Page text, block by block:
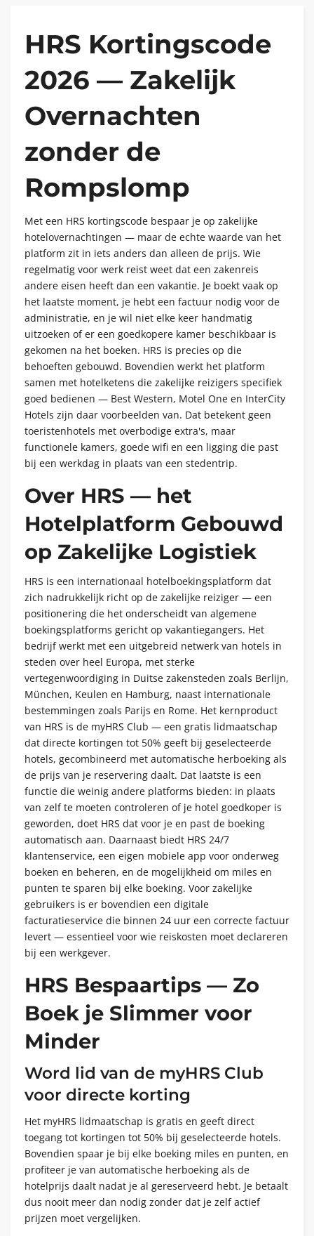
HRS Kortingscode
2026 — Zakelijk
Overnachten
zonder de
Rompslomp
Met een HRS kortingscode bespaar je op zakelijke
hotelovernachtingen — maar de echte waarde van het
platform zit in iets anders dan alleen de prijs. Wie
regelmatig voor werk reist weet dat een zakenreis
andere eisen heeft dan een vakantie. Je boekt vaak op
het laatste moment, je hebt een factuur nodig voor de
administratie, en je wil niet elke keer handmatig
uitzoeken of er een goedkopere kamer beschikbaar is
gekomen na het boeken. HRS is precies op die
behoeften gebouwd. Bovendien werkt het platform
samen met hotelketens die zakelijke reizigers specifiek
goed bedienen — Best Western, Motel One en InterCity
Hotels zijn daar voorbeelden van. Dat betekent geen
toeristenhotels met overbodige extra's, maar
functionele kamers, goede wifi en een ligging die past
bij een werkdag in plaats van een stedentrip.
Over HRS — het
Hotelplatform Gebouwd
op Zakelijke Logistiek
HRS is een internationaal hotelboekingsplatform dat
zich nadrukkelijk richt op de zakelijke reiziger — een
positionering die het onderscheidt van algemene
boekingsplatforms gericht op vakantiegangers. Het
bedrijf werkt met een uitgebreid netwerk van hotels in
steden over heel Europa, met sterke
vertegenwoordiging in Duitse zakensteden zoals Berlijn,
München, Keulen en Hamburg, naast internationale
bestemmingen zoals Parijs en Rome. Het kernproduct
van HRS is de myHRS Club — een gratis lidmaatschap
dat directe kortingen tot 50% geeft bij geselecteerde
hotels, gecombineerd met automatische herboeking als
de prijs van je reservering daalt. Dat laatste is een
functie die weinig andere platforms bieden: in plaats
van zelf te moeten controleren of je hotel goedkoper is
geworden, doet HRS dat voor je en past de boeking
automatisch aan. Daarnaast biedt HRS 24/7
klantenservice, een eigen mobiele app voor onderweg
boeken en beheren, en de mogelijkheid om miles en
punten te sparen bij elke boeking. Voor zakelijke
gebruikers is er bovendien een digitale
facturatieservice die binnen 24 uur een correcte factuur
levert — essentieel voor wie reiskosten moet declareren
bij een werkgever.
HRS Bespaartips — Zo
Boek je Slimmer voor
Minder
Word lid van de myHRS Club
voor directe korting
Het myHRS lidmaatschap is gratis en geeft direct
toegang tot kortingen tot 50% bij geselecteerde hotels.
Bovendien spaar je bij elke boeking miles en punten, en
profiteer je van automatische herboeking als de
hotelprijs daalt nadat je al gereserveerd hebt. Je betaalt
dus nooit meer dan nodig zonder dat je zelf actief
prijzen moet vergelijken.